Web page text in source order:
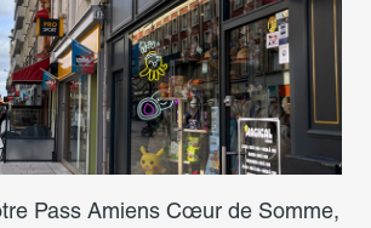
Pass Amiens Cœur de Somme,